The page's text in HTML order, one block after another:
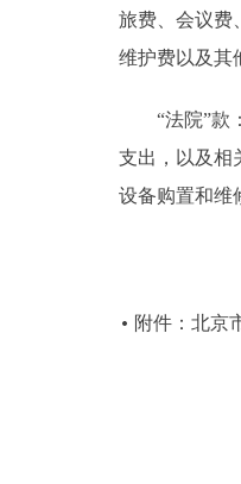
旅费、会议费
维护费以及其
“法院”款：
支出，以及相
设备购置和维
附件：北京